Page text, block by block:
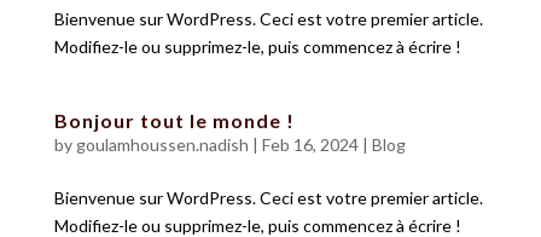
Bienvenue sur WordPress. Ceci est votre premier article.
Modifiez-le ou supprimez-le, puis commencez à écrire !
Bonjour tout le monde !
by goulamhoussen.nadish | Feb 16, 2024| Blog
Bienvenue sur WordPress. Ceci est votre premier article.
Modifiez-le ou supprimez-le, puis commencez à écrire !